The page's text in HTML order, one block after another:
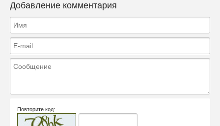
Добавление комментария
Повторите код: